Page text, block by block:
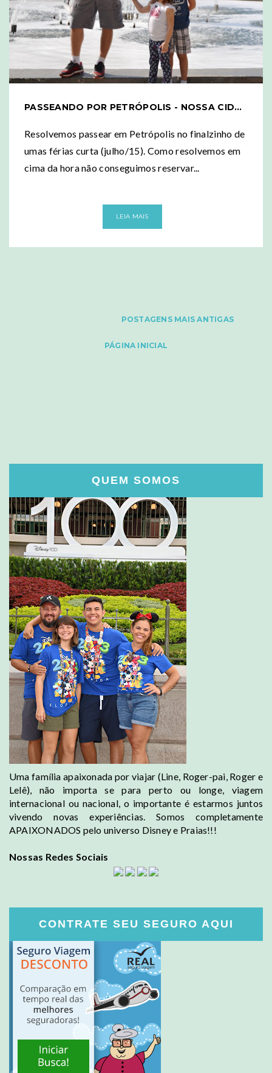
PASSEANDO POR PETRÓPOLIS - NOSSA CIDADE IMPERIAL
Resolvemos passear em Petrópolis no finalzinho de
umas férias curta (julho/15). Como resolvemos em
cima da hora não conseguimos reservar...
LEIA MAIS
POSTAGENS MAIS ANTIGAS
PÁGINA INICIAL
QUEM SOMOS
Uma família apaixonada por viajar (Line, Roger-pai, Roger e
Lelê), não importa se para perto ou longe, viagem
internacional ou nacional, o importante é estarmos juntos
vivendo novas experiências. Somos completamente
APAIXONADOS pelo universo Disney e Praias!!!
Nossas Redes Sociais
CONTRATE SEU SEGURO AQUI